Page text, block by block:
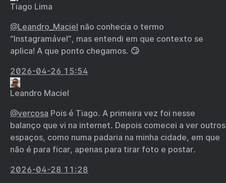
Tiago Lima
@Leandro Maciel não conhecia o termo
“Instagramável”, mas entendi em que contexto se
aplica! A que ponto chegamos. 🙄
2026-04-26 15:54
Leandro Maciel
@vercosa Pois é Tiago. A primeira vez foi nesse
balanço que vi na internet. Depois comecei a ver outros
espaços, como numa padaria na minha cidade, em que
não é para ficar, apenas para tirar foto e postar.
2026-04-28 11:28